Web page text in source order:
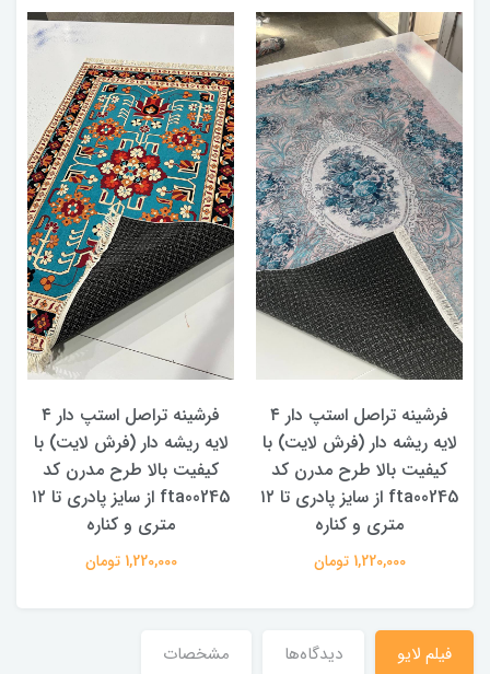
فرشینه تراصل استپ دار ۴
لایه ریشه دار (فرش لایت) با
کیفیت بالا طرح مدرن کد
fta00245 از سایز پادری تا ۱۲
متری و کناره
1,220,000 تومان
فرشینه تراصل استپ دار ۴
لایه ریشه دار (فرش لایت) با
کیفیت بالا طرح مدرن کد
fta00245 از سایز پادری تا ۱۲
متری و کناره
1,220,000 تومان
فیلم لایو دیدگاه‌ها مشخصات